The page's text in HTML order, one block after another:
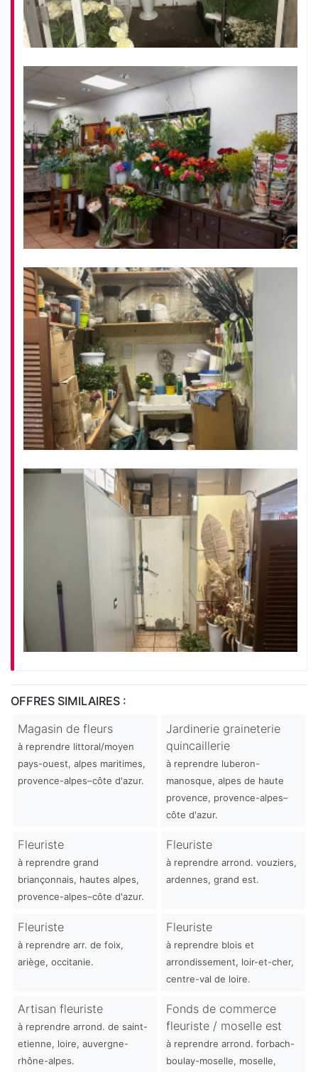
OFFRES SIMILAIRES :
Magasin de fleurs
à reprendre littoral/moyen
pays-ouest, alpes maritimes,
provence-alpes–côte d'azur.
Jardinerie graineterie
quincaillerie
à reprendre luberon-
manosque, alpes de haute
provence, provence-alpes–
côte d'azur.
Fleuriste
à reprendre grand
briançonnais, hautes alpes,
provence-alpes–côte d'azur.
Fleuriste
à reprendre arrond. vouziers,
ardennes, grand est.
Fleuriste
à reprendre arr. de foix,
ariège, occitanie.
Fleuriste
à reprendre blois et
arrondissement, loir-et-cher,
centre-val de loire.
Artisan fleuriste
à reprendre arrond. de saint-
etienne, loire, auvergne-
rhône-alpes.
Fonds de commerce
fleuriste / moselle est
à reprendre arrond. forbach-
boulay-moselle, moselle,